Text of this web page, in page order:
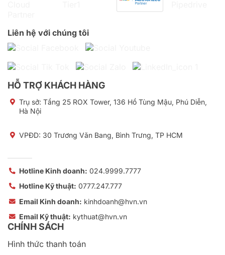
Liên hệ với chúng tôi
HỖ TRỢ KHÁCH HÀNG
Trụ sở: Tầng 25 ROX Tower, 136 Hồ Tùng Mậu, Phú Diễn,
Hà Nội
VPĐD: 30 Trương Văn Bang, Bình Trưng, TP HCM
Hotline Kinh doanh: 024.9999.7777
Hotline Kỹ thuật: 0777.247.777
Email Kinh doanh: kinhdoanh@hvn.vn
Email Kỹ thuật: kythuat@hvn.vn
CHÍNH SÁCH
Hình thức thanh toán